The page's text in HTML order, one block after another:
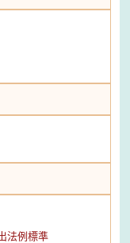
法例標準